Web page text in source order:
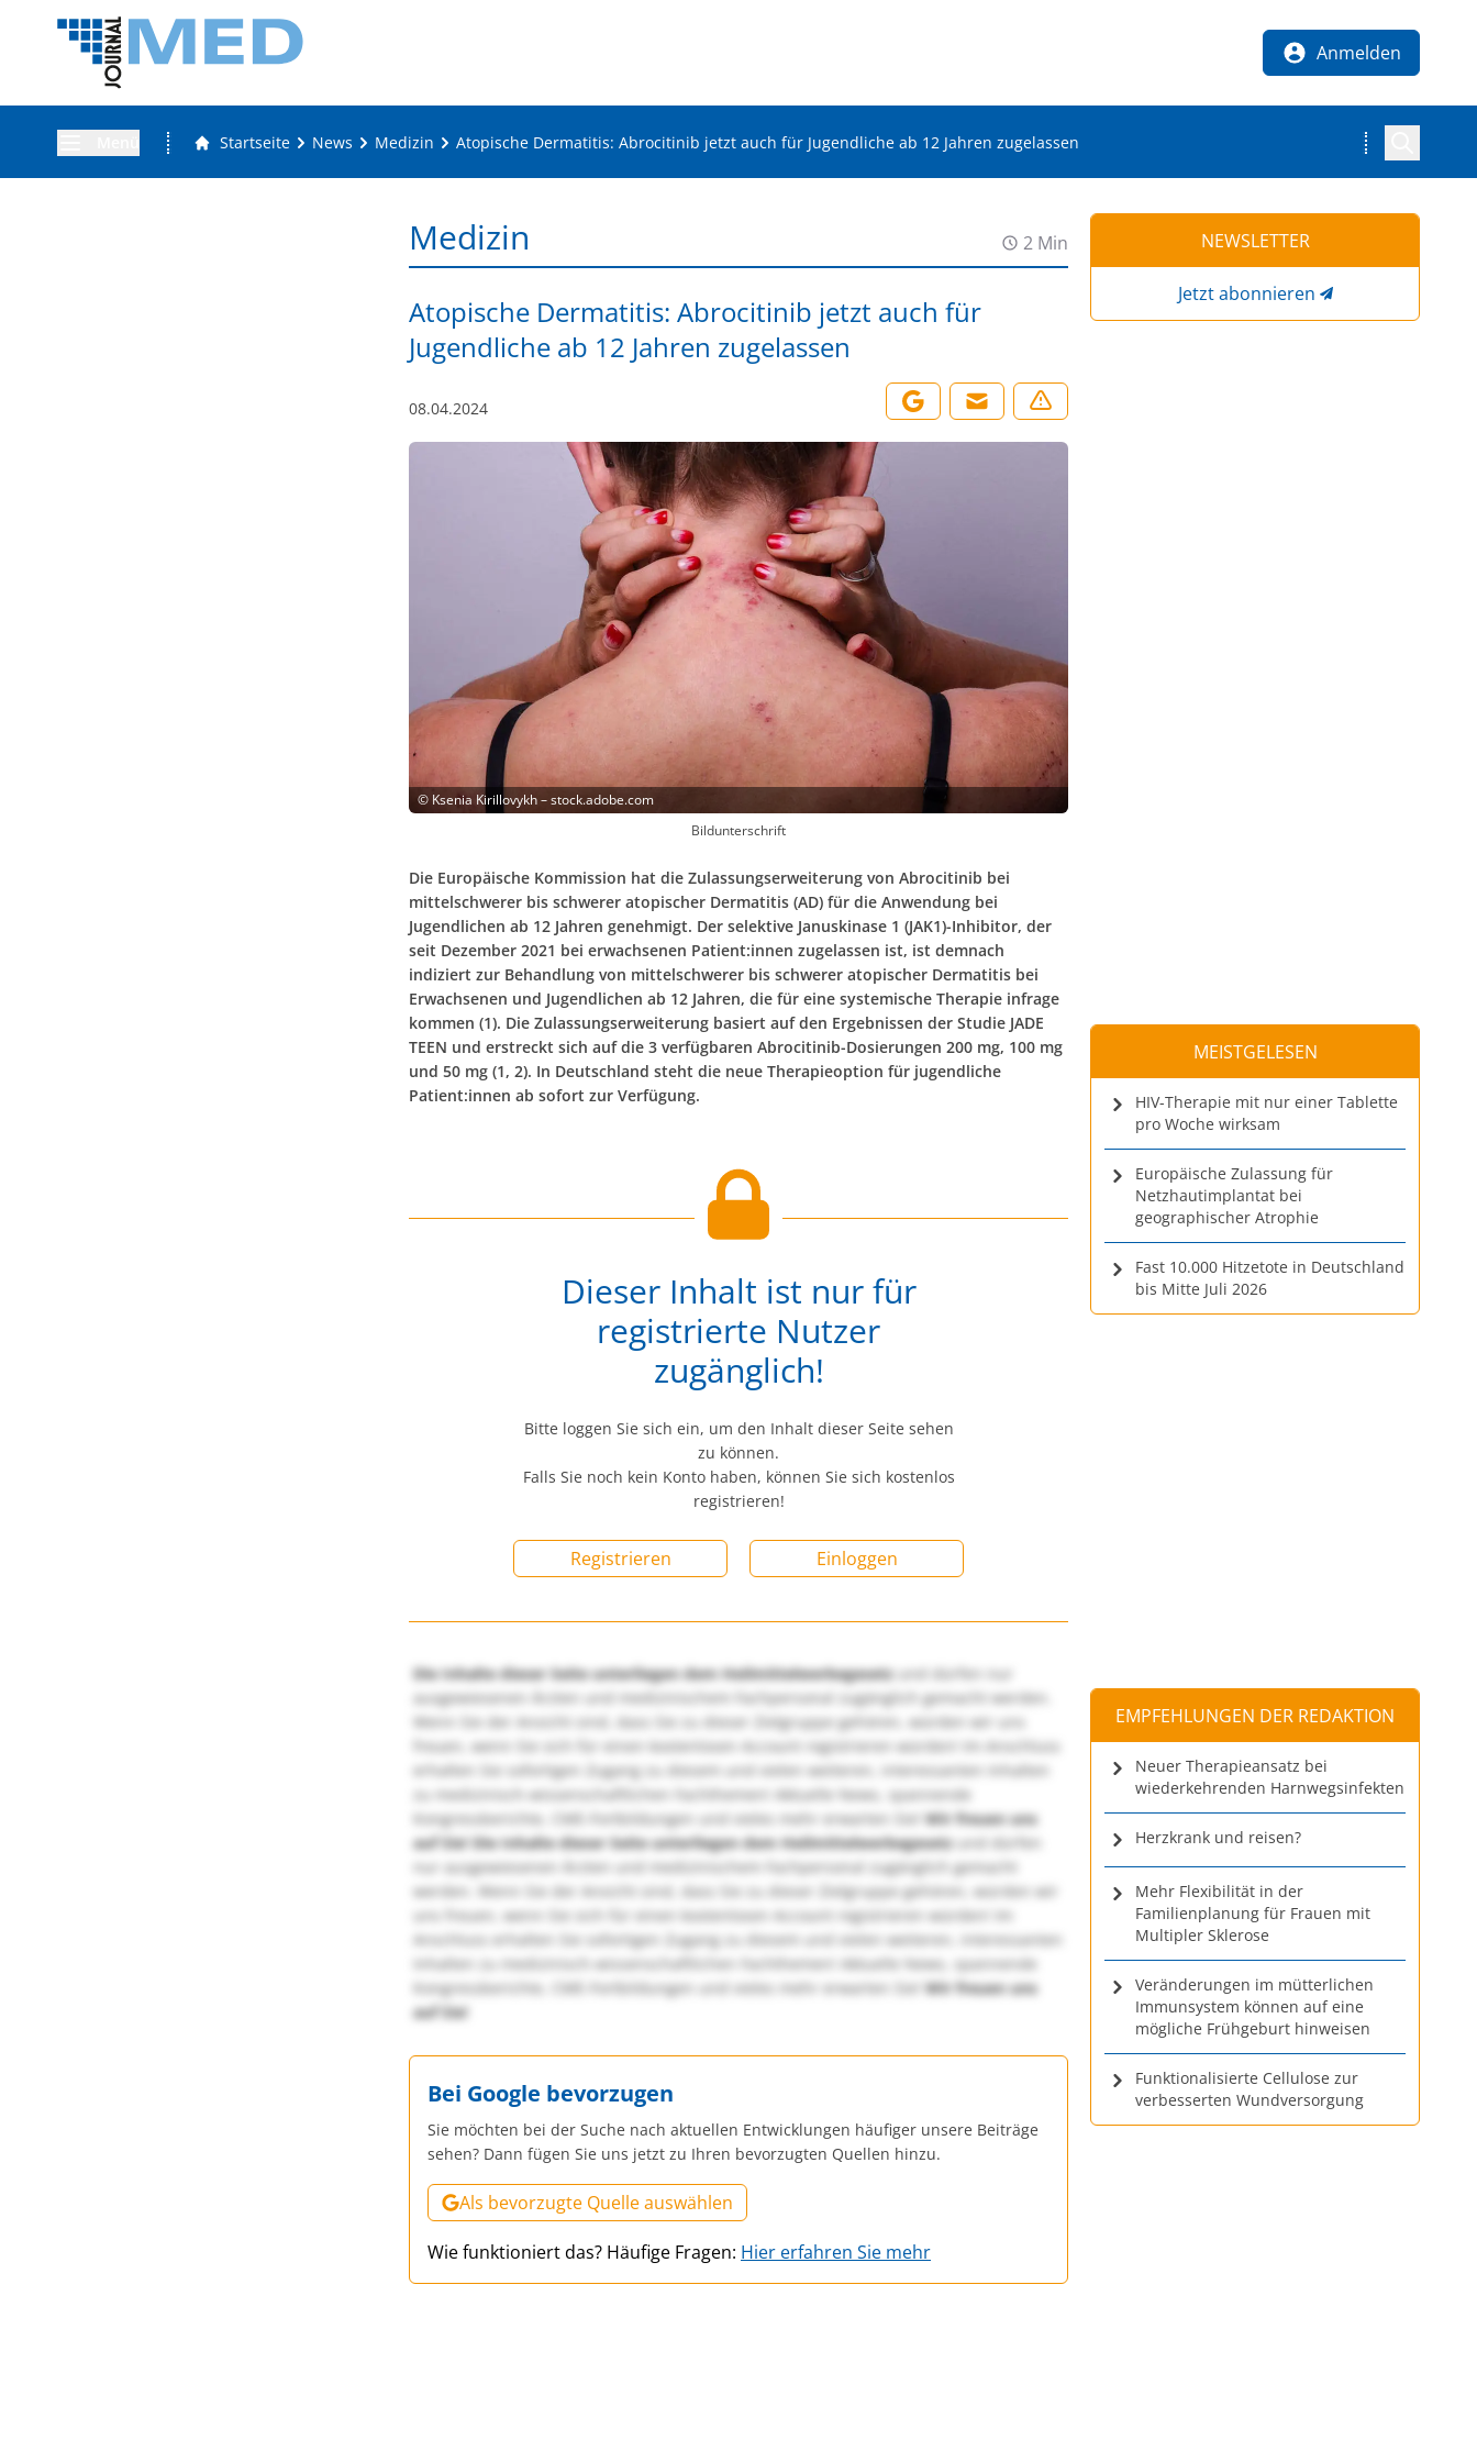
Anmelden
Startseite News Medizin Atopische Dermatitis: Abrocitinib jetzt auch für Jugendliche ab 12 Jahren zugelassen
Medizin 2 Min
Atopische Dermatitis: Abrocitinib jetzt auch für
Jugendliche ab 12 Jahren zugelassen
08.04.2024
© Ksenia Kirillovykh – stock.adobe.com
Bildunterschrift
Die Europäische Kommission hat die Zulassungserweiterung von Abrocitinib bei
mittelschwerer bis schwerer atopischer Dermatitis (AD) für die Anwendung bei
Jugendlichen ab 12 Jahren genehmigt. Der selektive Januskinase 1 (JAK1)-Inhibitor, der
seit Dezember 2021 bei erwachsenen Patient:innen zugelassen ist, ist demnach
indiziert zur Behandlung von mittelschwerer bis schwerer atopischer Dermatitis bei
Erwachsenen und Jugendlichen ab 12 Jahren, die für eine systemische Therapie infrage
kommen (1). Die Zulassungserweiterung basiert auf den Ergebnissen der Studie JADE
TEEN und erstreckt sich auf die 3 verfügbaren Abrocitinib-Dosierungen 200 mg, 100 mg
und 50 mg (1, 2). In Deutschland steht die neue Therapieoption für jugendliche
Patient:innen ab sofort zur Verfügung.
Dieser Inhalt ist nur für
registrierte Nutzer
zugänglich!
Bitte loggen Sie sich ein, um den Inhalt dieser Seite sehen
zu können.
Falls Sie noch kein Konto haben, können Sie sich kostenlos
registrieren!
Registrieren Einloggen
Die Inhalte dieser Seite unterliegen dem Heilmittelwerbegesetzund dürfen nur
ausgewiesenen Ärzten und medizinischem Fachpersonal zugänglich gemacht werden.
Wenn Sie der Ansicht sind, dass Sie zu dieser Zielgruppe gehören, würden wir uns
freuen, wenn Sie sich für einen kostenlosen Account registrieren würden! Im Anschluss
erhalten Sie sofortigen Zugang zu diesem und vielen weiteren, interessanten Inhalten
zu medizinisch-wissenschaftlichen Fachthemen! Aktuelle News, spannende
Kongressberichte, CME-Fortbildungen und vieles mehr erwarten Sie!Wir freuen uns
auf Sie! Die Inhalte dieser Seite unterliegen dem Heilmittelwerbegesetzund dürfen
nur ausgewiesenen Ärzten und medizinischem Fachpersonal zugänglich gemacht
werden. Wenn Sie der Ansicht sind, dass Sie zu dieser Zielgruppe gehören, würden wir
uns freuen, wenn Sie sich für einen kostenlosen Account registrieren würden! Im
Anschluss erhalten Sie sofortigen Zugang zu diesem und vielen weiteren, interessanten
Inhalten zu medizinisch-wissenschaftlichen Fachthemen! Aktuelle News, spannende
Kongressberichte, CME-Fortbildungen und vieles mehr erwarten Sie! Wir freuen uns
auf Sie!
Bei Google bevorzugen
Sie möchten bei der Suche nach aktuellen Entwicklungen häufiger unsere Beiträge
sehen? Dann fügen Sie uns jetzt zu Ihren bevorzugten Quellen hinzu.
Als bevorzugte Quelle auswählen
Wie funktioniert das? Häufige Fragen: Hier erfahren Sie mehr
NEWSLETTER
Jetzt abonnieren
MEISTGELESEN
HIV-Therapie mit nur einer Tablette
pro Woche wirksam
Europäische Zulassung für
Netzhautimplantat bei
geographischer Atrophie
Fast 10.000 Hitzetote in Deutschland
bis Mitte Juli 2026
EMPFEHLUNGEN DER REDAKTION
Neuer Therapieansatz bei
wiederkehrenden Harnwegsinfekten
Herzkrank und reisen?
Mehr Flexibilität in der
Familienplanung für Frauen mit
Multipler Sklerose
Veränderungen im mütterlichen
Immunsystem können auf eine
mögliche Frühgeburt hinweisen
Funktionalisierte Cellulose zur
verbesserten Wundversorgung